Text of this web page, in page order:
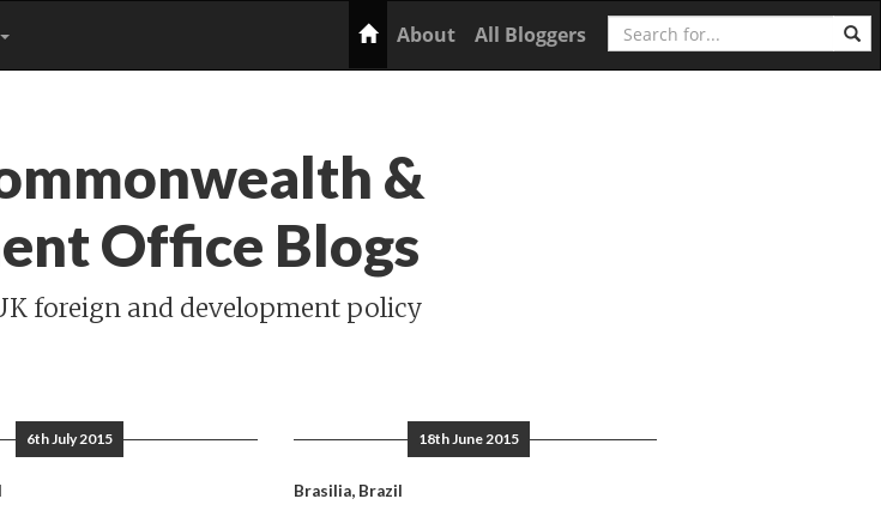
Home
About All Bloggers Search
&
Office Blogs
foreign and development policy
6th July 2015 18th June 2015
Brasilia, Brazil